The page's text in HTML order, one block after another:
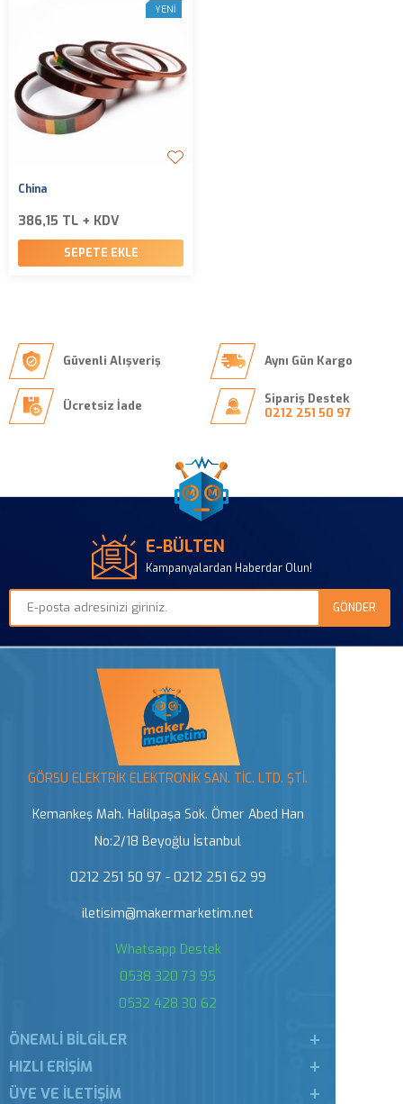
YENI
China
386,15 TL + KDV
SEPETE EKLE
Güvenli Alışveriş Aynı Gün Kargo
Ücretsiz İade
Sipariş Destek
0212 251 50 97
E-BÜLTEN
Kampanyalardan Haberdar Olun!
GÖRSU ELEKTRİK ELEKTRONİK SAN. TİC. LTD. ŞTİ.
Kemankeş Mah. Halilpaşa Sok. Ömer Abed Han
No:2/18 Beyoğlu İstanbul
0212 251 50 97 - 0212 251 62 99
iletisim@makermarketim.net
Whatsapp Destek
0538 320 73 95
0532 428 30 62
ÖNEMLI BILGILER
HIZLI ERIŞIM
ÜYE VE İLETIŞIM